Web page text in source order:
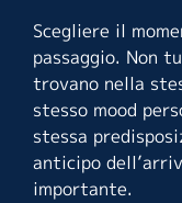
Scegliere il
passaggio. Non
trovano nella
stesso mood
stessa
anticipo
importante.